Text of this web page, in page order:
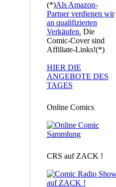
(*)Als Amazon-
Partner verdienen wir
an qualifizierten
Verkäufen. Die
Comic-Cover sind
Affiliate-Links!(*)
HIER DIE
ANGEBOTE DES
TAGES
Online Comics
CRS auf ZACK !